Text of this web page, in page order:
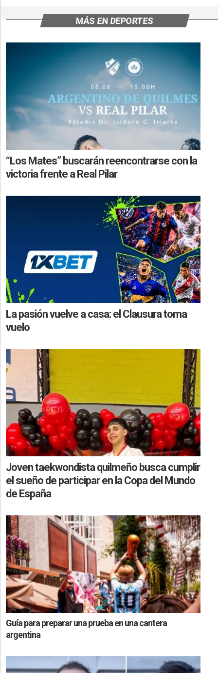
MÁS EN DEPORTES
“Los Mates” buscarán reencontrarse con la
victoria frente a Real Pilar
La pasión vuelve a casa: el Clausura toma
vuelo
Joven taekwondista quilmeño busca cumplir
el sueño de participar en la Copa del Mundo
de España
Guía para preparar una prueba en una cantera
argentina